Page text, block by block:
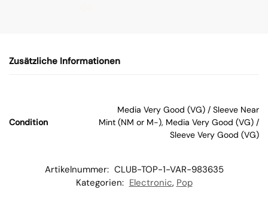
W
Zusätzliche Informationen
Condition
Media Very Good (VG) / Sleeve Near
Mint (NM or M-), Media Very Good (VG) /
Sleeve Very Good (VG)
Artikelnummer: CLUB-TOP-1-VAR-983635
Kategorien: Electronic, Pop